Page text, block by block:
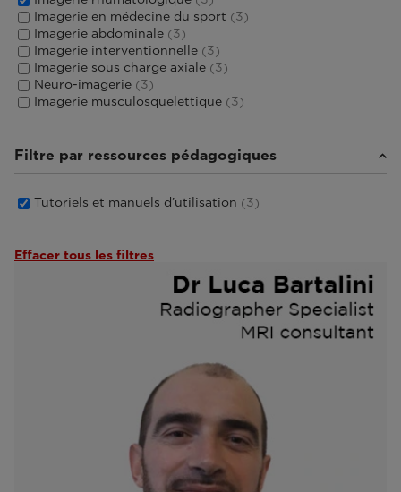
Imagerie en médecine du sport (3)
Imagerie abdominale (3)
Imagerie interventionnelle (3)
Imagerie sous charge axiale (3)
Neuro-imagerie (3)
Imagerie musculosquelettique (3)
Filtre par ressources pédagogiques
Tutoriels et manuels d’utilisation (3)
Effacer tous les filtres